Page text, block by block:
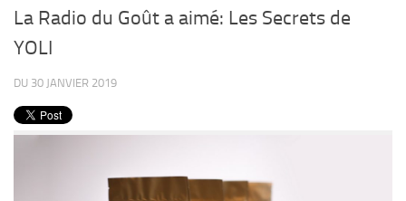
La Radio du Goût a aimé: Les Secrets de
YOLI
DU 30 JANVIER 2019